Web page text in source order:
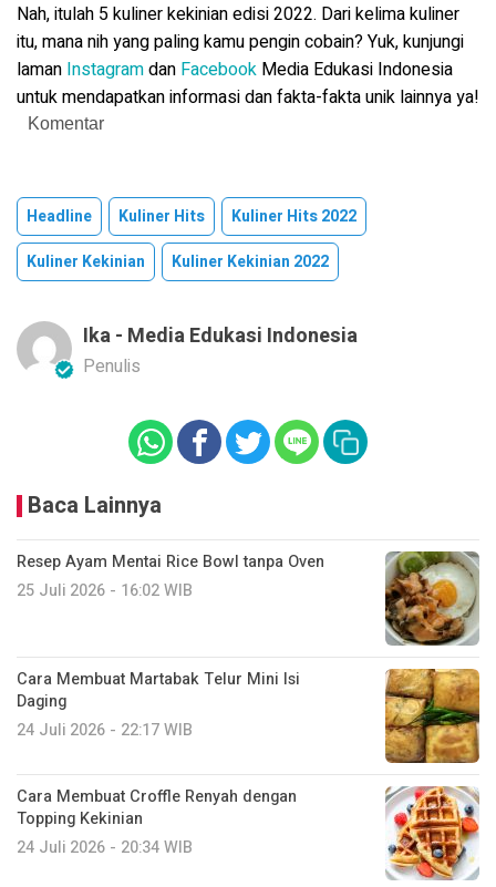
Nah, itulah 5 kuliner kekinian edisi 2022. Dari kelima kuliner
itu, mana nih yang paling kamu pengin cobain? Yuk, kunjungi
laman Instagramdan Facebook Media Edukasi Indonesia
untuk mendapatkan informasi dan fakta-fakta unik lainnya ya!
Komentar
Headline Kuliner Hits
Kuliner Hits 2022
Kuliner Kekinian
Kuliner Kekinian 2022
Ika - Media Edukasi Indonesia
Penulis
Baca Lainnya
Resep Ayam Mentai Rice Bowl tanpa Oven
25 Juli 2026 - 16:02 WIB
Cara Membuat Martabak Telur Mini Isi
Daging
24 Juli 2026 - 22:17 WIB
Cara Membuat Croffle Renyah dengan
Topping Kekinian
24 Juli 2026 - 20:34 WIB